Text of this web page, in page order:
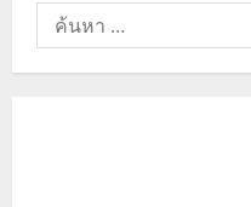
ค้นหา
สำหรับ: